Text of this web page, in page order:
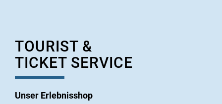
TOURIST &
TICKET SERVICE
Unser Erlebnisshop